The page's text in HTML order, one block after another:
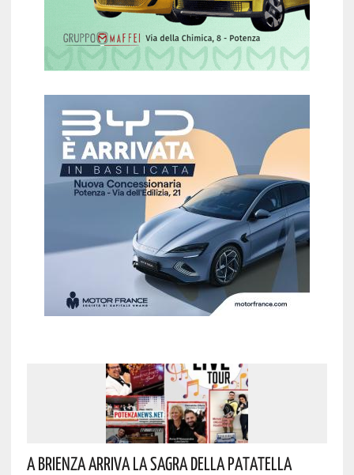
A Brienza Arriva La Sagra Della Patatella